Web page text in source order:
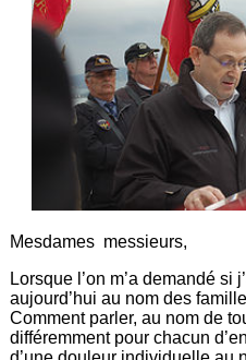
Mesdames messieurs,
Lorsque l’on m’a demandé si
aujourd’hui au nom des
Comment parler, au nom de
différemment pour chacun